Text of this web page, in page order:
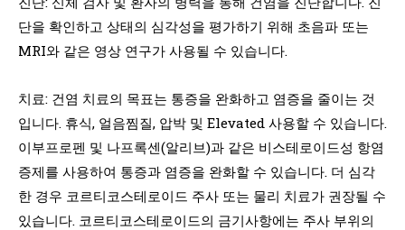
단을 확인하고 상태의 심각성을 평가하기 위해 초음파 또는
MRI와 같은 영상 연구가 사용될 수 있습니다.
치료: 건염 치료의 목표는 통증을 완화하고 염증을 줄이는 것
입니다. 휴식, 얼음찜질, 압박 및 Elevated 사용할 수 있습니다.
이부프로펜 및 나프록센(알리브)과 같은 비스테로이드성 항염
증제를 사용하여 통증과 염증을 완화할 수 있습니다. 더 심각
한 경우 코르티코스테로이드 주사 또는 물리 치료가 권장될 수
있습니다. 코르티코스테로이드의 금기사항에는 주사 부위의